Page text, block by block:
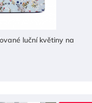
luční květiny na